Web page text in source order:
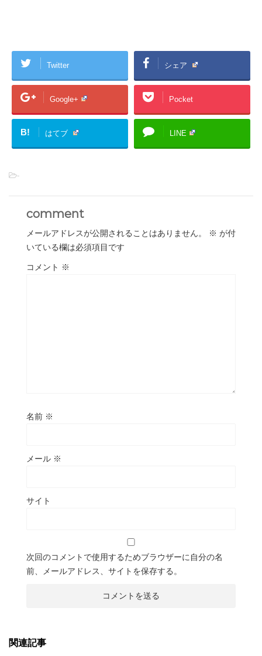
Twitter シェア
Google+ Pocket
B! はてブ LINE
-
comment
メールアドレスが公開されることはありません。 ※ が付
いている欄は必須項目です
コメント ※
名前 ※
メール ※
サイト
次回のコメントで使用するためブラウザーに自分の名
前、メールアドレス、サイトを保存する。
関連記事